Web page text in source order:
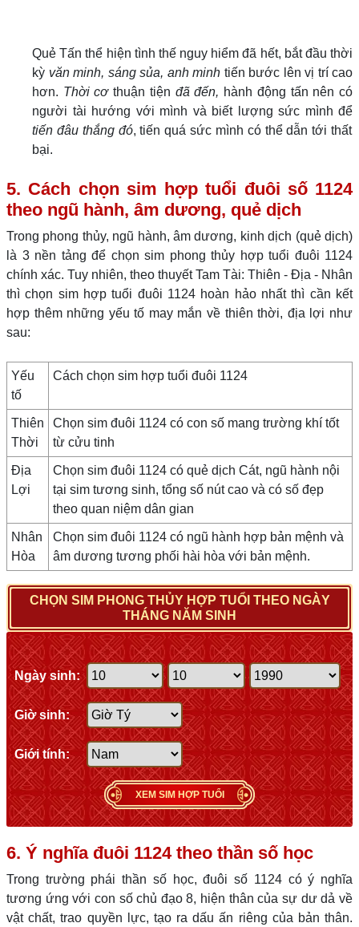
Quẻ Tấn thể hiện tình thế nguy hiểm đã hết, bắt đầu thời
kỳ văn minh, sáng sủa, anh minh tiến bước lên vị trí cao
hơn. Thời cơthuận tiện đã đến, hành động tấn nên có
người tài hướng với mình và biết lượng sức mình để
tiến đâu thắng đó, tiến quá sức mình có thể dẫn tới thất
bại.
5. Cách chọn sim hợp tuổi đuôi số 1124
theo ngũ hành, âm dương, quẻ dịch
Trong phong thủy, ngũ hành, âm dương, kinh dịch (quẻ dịch)
là 3 nền tảng để chọn sim phong thủy hợp tuổi đuôi 1124
chính xác. Tuy nhiên, theo thuyết Tam Tài: Thiên - Địa - Nhân
thì chọn sim hợp tuổi đuôi 1124 hoàn hảo nhất thì cần kết
hợp thêm những yếu tố may mắn về thiên thời, địa lợi như
sau:
Yếu
tố
Cách chọn sim hợp tuổi đuôi 1124
Thiên
Thời
Chọn sim đuôi 1124 có con số mang trường khí tốt
từ cửu tinh
Địa
Lợi
Chọn sim đuôi 1124 có quẻ dịch Cát, ngũ hành nội
tại sim tương sinh, tổng số nút cao và có số đẹp
theo quan niệm dân gian
Nhân
Hòa
Chọn sim đuôi 1124 có ngũ hành hợp bản mệnh và
âm dương tương phối hài hòa với bản mệnh.
CHỌN SIM PHONG THỦY HỢP TUỔI THEO NGÀY
THÁNG NĂM SINH
Ngày sinh:
Giờ sinh:
Giới tính:
XEM SIM HỢP TUỔI
6. Ý nghĩa đuôi 1124 theo thần số học
Trong trường phái thần số học, đuôi số 1124 có ý nghĩa
tương ứng với con số chủ đạo 8, hiện thân của sự dư dả về
vật chất, trao quyền lực, tạo ra dấu ấn riêng của bản thân.